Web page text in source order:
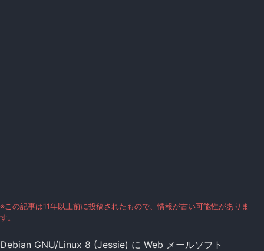
※この記事は11年以上前に投稿されたもので、情報が古い可能性がありま
す。
Debian GNU/Linux 8 (Jessie) に Web メールソフト